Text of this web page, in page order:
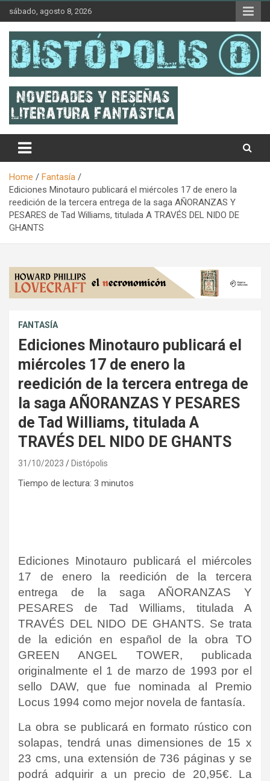
content
sábado, agosto 8, 2026
Distópolis
Home
Fantasía
Ediciones Minotauro publicará el miércoles 17 de enero la
reedición de la tercera entrega de la saga AÑORANZAS Y
PESARES de Tad Williams, titulada A TRAVÉS DEL NIDO DE
GHANTS
FANTASÍA
Ediciones Minotauro publicará el
miércoles 17 de enero la
reedición de la tercera entrega de
la saga AÑORANZAS Y PESARES
de Tad Williams, titulada A
TRAVÉS DEL NIDO DE GHANTS
31/10/2023 Distópolis
Tiempo de lectura: 3 minutos
Ediciones Minotauro publicará el miércoles
17 de enero la reedición de la tercera
entrega de la saga AÑORANZAS Y
PESARES de Tad Williams, titulada A
TRAVÉS DEL NIDO DE GHANTS. Se trata
de la edición en español de la obra TO
GREEN ANGEL TOWER, publicada
originalmente el 1 de marzo de 1993 por el
sello DAW, que fue nominada al Premio
Locus 1994 como mejor novela de fantasía.
La obra se publicará en formato rústico con
solapas, tendrá unas dimensiones de 15 x
23 cms, una extensión de 736 páginas y se
podrá adquirir a un precio de 20,95€. La